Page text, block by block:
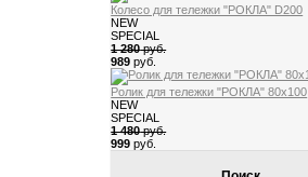
Колесо для тележки "РОКЛА" D200
NEW
SPECIAL
1 280руб.
989 руб.
Ролик для тележки "РОКЛА" 80х100
NEW
SPECIAL
1 480руб.
999 руб.